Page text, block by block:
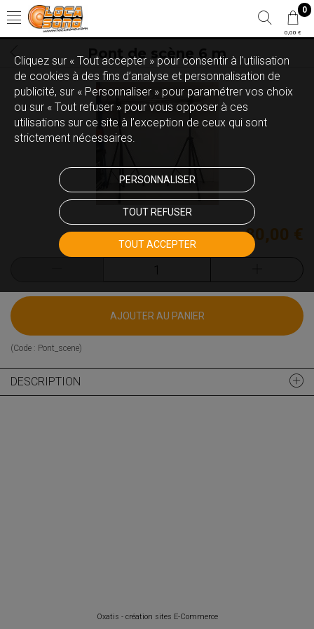
0
0,00 €
Pont de scène 6 m
80,00 €
AJOUTER AU PANIER
(Code : Pont_scene)
DESCRIPTION
Cliquez sur « Tout accepter » pour consentir à l'utilisation
de cookies à des fins d’analyse et personnalisation de
publicité, sur « Personnaliser » pour paramétrer vos choix
ou sur « Tout refuser » pour vous opposer à ces
utilisations sur ce site à l’exception de ceux qui sont
strictement nécessaires.
PERSONNALISER
TOUT REFUSER
TOUT ACCEPTER
Oxatis - création sites E-Commerce